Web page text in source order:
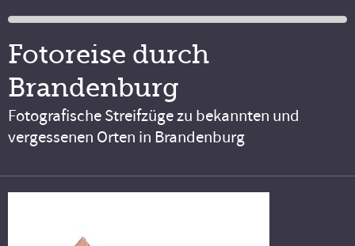
Fotoreise durch
Brandenburg
Fotografische Streifzüge zu bekannten und
vergessenen Orten in Brandenburg